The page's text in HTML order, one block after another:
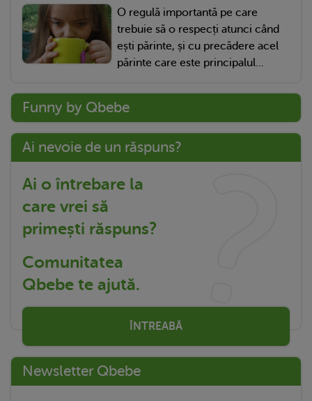
O regulă importantă pe care
trebuie să o respecți atunci când
ești părinte, și cu precădere acel
părinte care este principalul...
Funny by Qbebe
Ai nevoie de un răspuns?
Ai o întrebare la
care vrei să
primești răspuns?
Comunitatea
Qbebe te ajută.
ÎNTREABĂ
Newsletter Qbebe